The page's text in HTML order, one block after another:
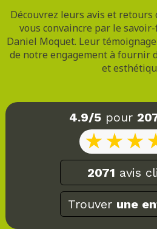
Découvrez leurs avis et retours
vous convaincre par le
Daniel Moquet. Leur
de notre engagement à fournir
et
4.9/5 pour
2071 avis
Trouver une